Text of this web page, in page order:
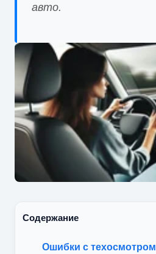
авто.
Содержание
Ошибки с техосмотром